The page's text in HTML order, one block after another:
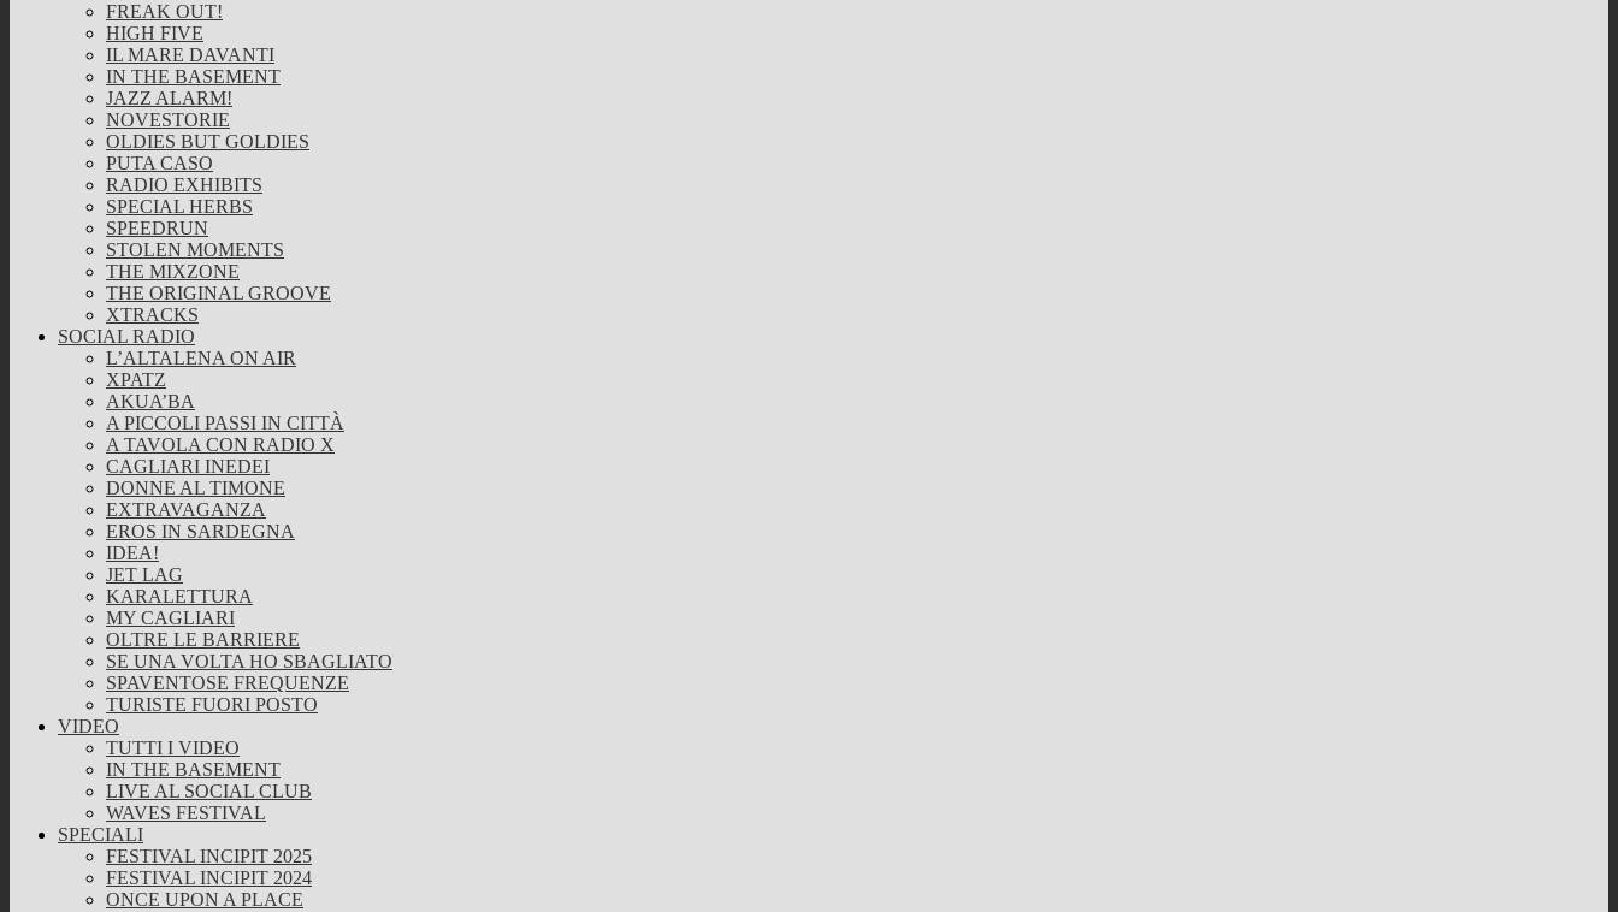
FREAK OUT!
HIGH FIVE
IL MARE DAVANTI
IN THE BASEMENT
JAZZ ALARM!
NOVESTORIE
OLDIES BUT GOLDIES
PUTA CASO
RADIO EXHIBITS
SPECIAL HERBS
SPEEDRUN
STOLEN MOMENTS
THE MIXZONE
THE ORIGINAL GROOVE
XTRACKS
SOCIAL RADIO
L’ALTALENA ON AIR
XPATZ
AKUA’BA
A PICCOLI PASSI IN CITTÀ
A TAVOLA CON RADIO X
CAGLIARI INEDEI
DONNE AL TIMONE
EXTRAVAGANZA
EROS IN SARDEGNA
IDEA!
JET LAG
KARALETTURA
MY CAGLIARI
OLTRE LE BARRIERE
SE UNA VOLTA HO SBAGLIATO
SPAVENTOSE FREQUENZE
TURISTE FUORI POSTO
VIDEO
TUTTI I VIDEO
IN THE BASEMENT
LIVE AL SOCIAL CLUB
WAVES FESTIVAL
SPECIALI
FESTIVAL INCIPIT 2025
FESTIVAL INCIPIT 2024
ONCE UPON A PLACE